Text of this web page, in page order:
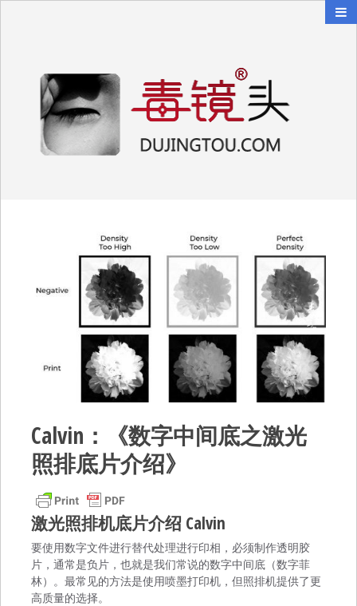
Calvin：《数字中间底之激光
照排底片介绍》
激光照排机底片介绍 Calvin
要使用数字文件进行替代处理进行印相，必须制作透明胶
片，通常是负片，也就是我们常说的数字中间底（数字菲
林）。最常见的方法是使用喷墨打印机，但照排机提供了更
高质量的选择。